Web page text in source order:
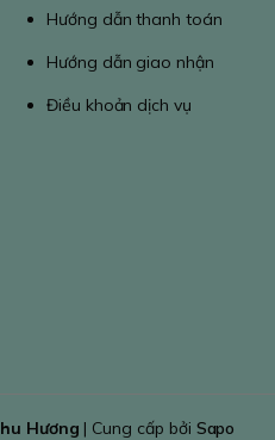
Hướng dẫn thanh toán
Hướng dẫn giao nhận
Điều khoản dịch vụ
Hương | Cung cấp bởi Sapo